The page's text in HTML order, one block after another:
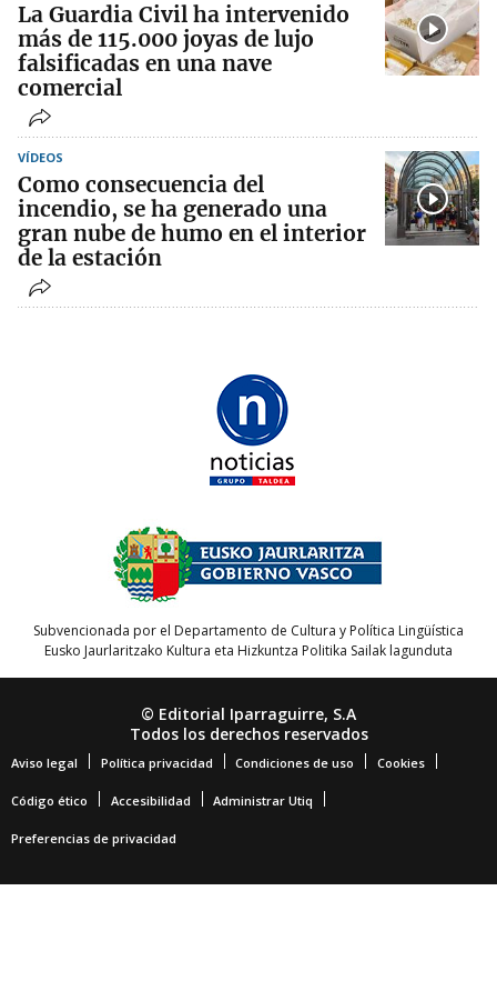
La Guardia Civil ha intervenido
más de 115.000 joyas de lujo
falsificadas en una nave
comercial
VÍDEOS
Como consecuencia del
incendio, se ha generado una
gran nube de humo en el interior
de la estación
Subvencionada por el Departamento de Cultura y Política Lingüística
Eusko Jaurlaritzako Kultura eta Hizkuntza Politika Sailak lagunduta
© Editorial Iparraguirre, S.A
Todos los derechos reservados
Aviso legal Política privacidad Condiciones de uso Cookies
Código ético Accesibilidad Administrar Utiq
Preferencias de privacidad